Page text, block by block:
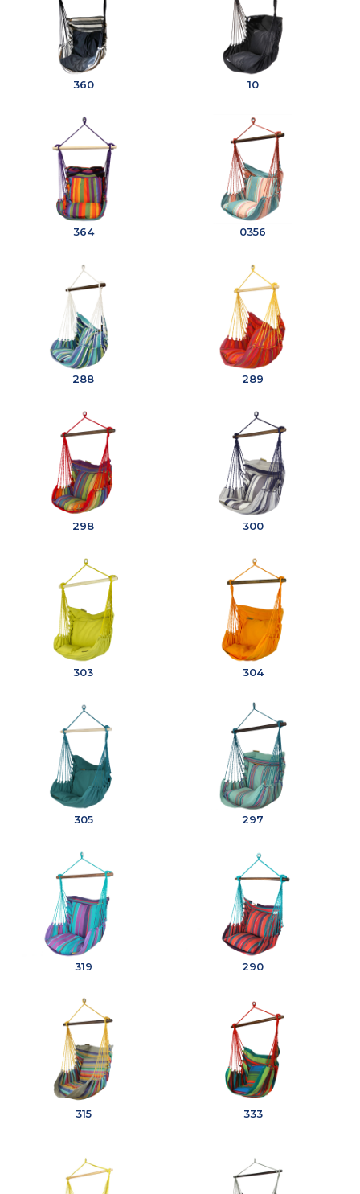
360 10
364 0356
288 289
298 300
303 304
305 297
319 290
315 333